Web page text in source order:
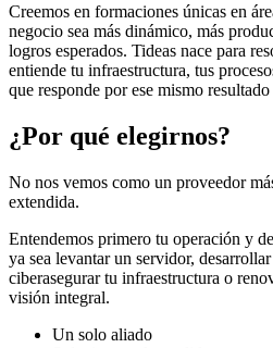
Creemos en formaciones únicas en
negocio sea más dinámico, más
logros esperados. Tideas nace para
entiende tu infraestructura, tus
que responde por ese mismo
¿Por qué elegirnos?
No nos vemos como un proveedor
extendida.
Entendemos primero tu operación y
ya sea levantar un servidor,
ciberasegurar tu infraestructura o
visión integral.
Un solo aliado